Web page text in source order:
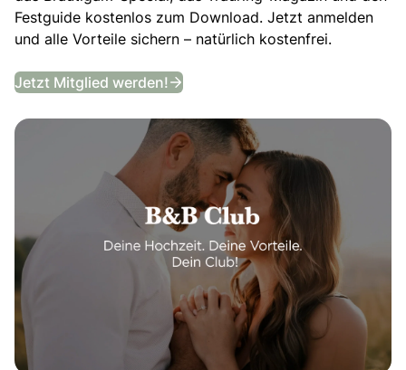
Festguide kostenlos zum Download. Jetzt anmelden
und alle Vorteile sichern – natürlich kostenfrei.
Jetzt Mitglied werden! B&B Club